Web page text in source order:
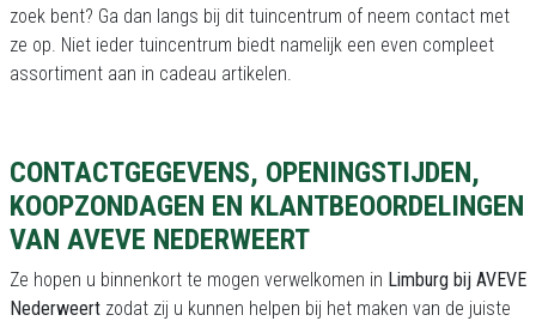
zoek bent? Ga dan langs bij dit tuincentrum of neem contact met
ze op. Niet ieder tuincentrum biedt namelijk een even compleet
assortiment aan in cadeau artikelen.
CONTACTGEGEVENS, OPENINGSTIJDEN,
KOOPZONDAGEN EN KLANTBEOORDELINGEN
VAN AVEVE NEDERWEERT
Ze hopen u binnenkort te mogen verwelkomen in Limburg bij AVEVE
Nederweert zodat zij u kunnen helpen bij het maken van de juiste